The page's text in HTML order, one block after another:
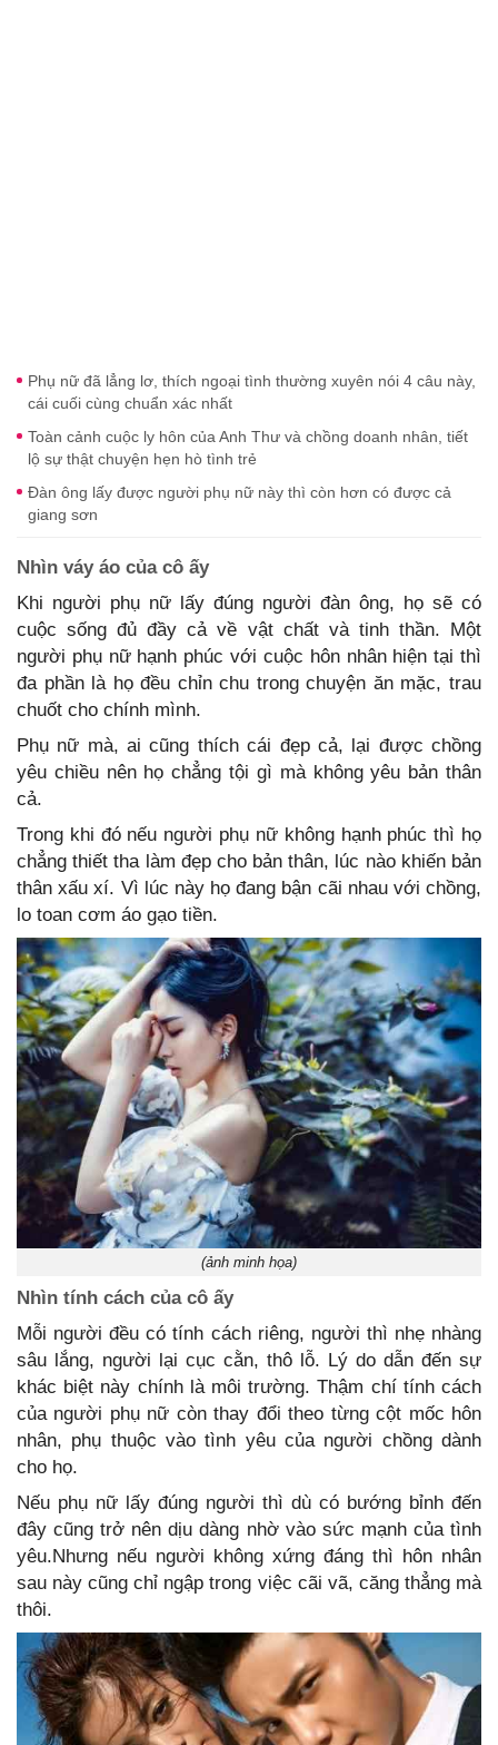
Phụ nữ đã lẳng lơ, thích ngoại tình thường xuyên nói 4 câu này,
cái cuối cùng chuẩn xác nhất
Toàn cảnh cuộc ly hôn của Anh Thư và chồng doanh nhân, tiết
lộ sự thật chuyện hẹn hò tình trẻ
Đàn ông lấy được người phụ nữ này thì còn hơn có được cả
giang sơn
Nhìn váy áo của cô ấy
Khi người phụ nữ lấy đúng người đàn ông, họ sẽ có
cuộc sống đủ đầy cả về vật chất và tinh thần. Một
người phụ nữ hạnh phúc với cuộc hôn nhân hiện tại thì
đa phần là họ đều chỉn chu trong chuyện ăn mặc, trau
chuốt cho chính mình.
Phụ nữ mà, ai cũng thích cái đẹp cả, lại được chồng
yêu chiều nên họ chẳng tội gì mà không yêu bản thân
cả.
Trong khi đó nếu người phụ nữ không hạnh phúc thì họ
chẳng thiết tha làm đẹp cho bản thân, lúc nào khiến bản
thân xấu xí. Vì lúc này họ đang bận cãi nhau với chồng,
lo toan cơm áo gạo tiền.
(ảnh minh họa)
Nhìn tính cách của cô ấy
Mỗi người đều có tính cách riêng, người thì nhẹ nhàng
sâu lắng, người lại cục cằn, thô lỗ. Lý do dẫn đến sự
khác biệt này chính là môi trường. Thậm chí tính cách
của người phụ nữ còn thay đổi theo từng cột mốc hôn
nhân, phụ thuộc vào tình yêu của người chồng dành
cho họ.
Nếu phụ nữ lấy đúng người thì dù có bướng bỉnh đến
đây cũng trở nên dịu dàng nhờ vào sức mạnh của tình
yêu.Nhưng nếu người không xứng đáng thì hôn nhân
sau này cũng chỉ ngập trong việc cãi vã, căng thẳng mà
thôi.